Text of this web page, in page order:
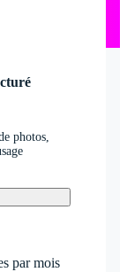
photos,
par mois